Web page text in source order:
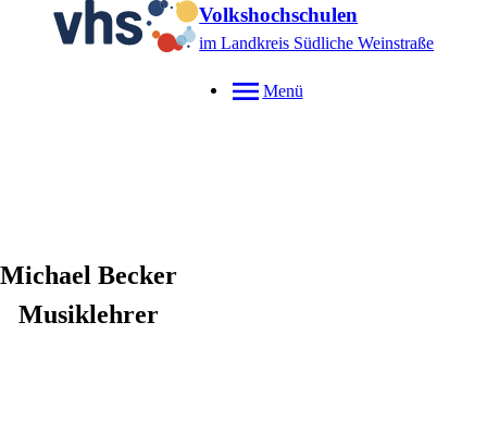
Volkshochschulen
im Landkreis Südliche Weinstraße
Menü
Michael Becker
Musiklehrer